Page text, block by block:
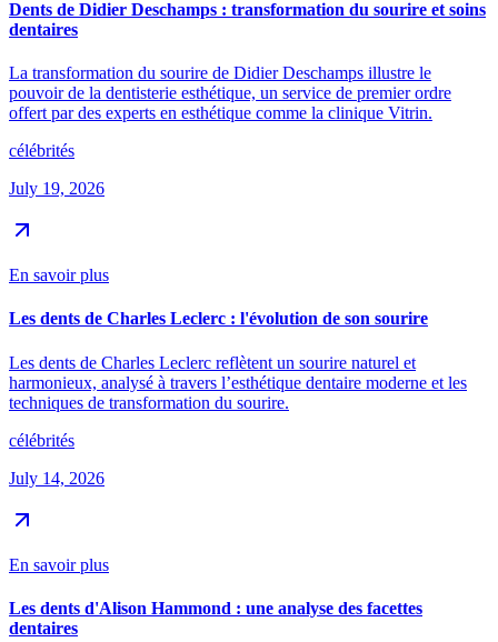
Dents de Didier Deschamps : transformation du sourire et soins
dentaires
La transformation du sourire de Didier Deschamps illustre le
pouvoir de la dentisterie esthétique, un service de premier ordre
offert par des experts en esthétique comme la clinique Vitrin.
célébrités
July 19, 2026
En savoir plus
Les dents de Charles Leclerc : l'évolution de son sourire
Les dents de Charles Leclerc reflètent un sourire naturel et
harmonieux, analysé à travers l’esthétique dentaire moderne et les
techniques de transformation du sourire.
célébrités
July 14, 2026
En savoir plus
Les dents d'Alison Hammond : une analyse des facettes
dentaires